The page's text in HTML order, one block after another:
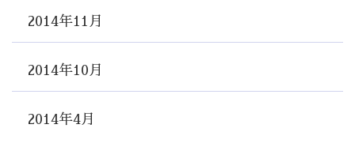
2014年11月
2014年10月
2014年4月